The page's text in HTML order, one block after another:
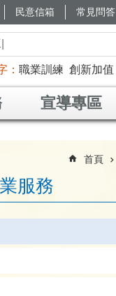
民意信箱 常見問答
職業訓練 創新加值
宣導專區
首頁
服務